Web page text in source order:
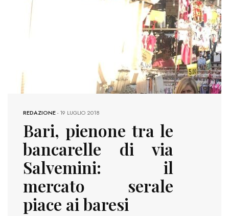
REDAZIONE-19 LUGLIO 2018
Bari, pienone tra le
bancarelle di via
Salvemini: il
mercato serale
piace ai baresi